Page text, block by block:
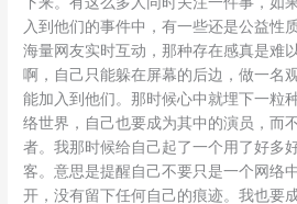
入到他们的事件中，有一些还是公益性
海量网友实时互动，那种存在感真是难
啊，自己只能躲在屏幕的后边，做一名
能加入到他们。那时候心中就埋下一粒
络世界，自己也要成为其中的演员，而
者。我那时候给自己起了一个用了好多
客。意思是提醒自己不要只是一个网络
开，没有留下任何自己的痕迹。我也要